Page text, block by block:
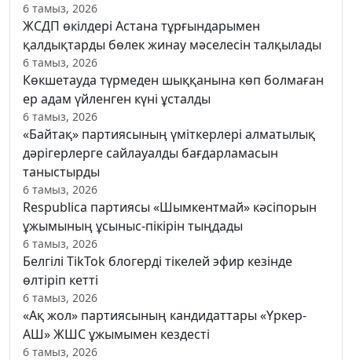
6 тамыз, 2026
ЖСДП өкілдері Астана тұрғындарымен
қалдықтарды бөлек жинау мәселесін талқылады
6 тамыз, 2026
Көкшетауда түрмеден шыққанына көп болмаған
ер адам үйленген күні ұсталды
6 тамыз, 2026
«Байтақ» партиясының үміткерлері алматылық
дәрігерлерге сайлауалды бағдарламасын
таныстырды
6 тамыз, 2026
Respublica партиясы «Шымкентмай» кәсіпорын
ұжымының ұсыныс-пікірін тыңдады
6 тамыз, 2026
Белгілі TikTok блогерді тікелей эфир кезінде
өлтіріп кетті
6 тамыз, 2026
«Ақ жол» партиясының кандидаттары «Үркер-
АШ» ЖШС ұжымымен кездесті
6 тамыз, 2026